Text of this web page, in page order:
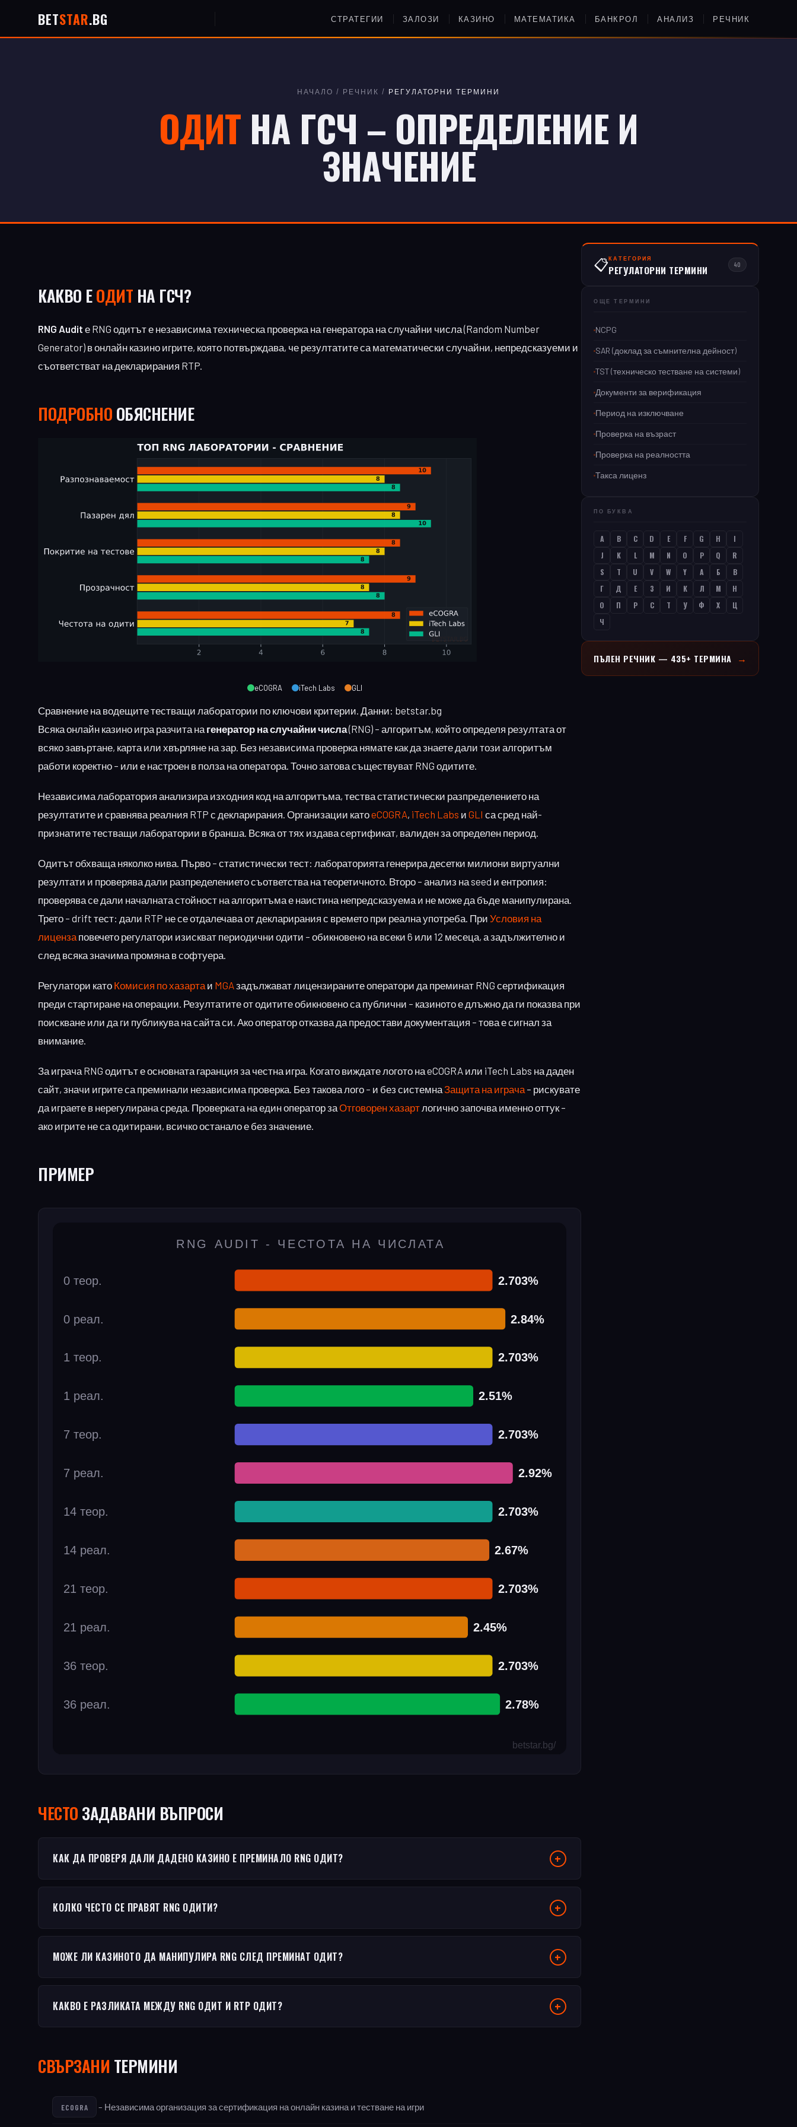
BETSTAR.BG СТРАТЕГИИ ЗАЛОЗИ КАЗИНО МАТЕМАТИКА БАНКРОЛ АНАЛИЗ РЕЧНИК
НАЧАЛО / РЕЧНИК / РЕГУЛАТОРНИ ТЕРМИНИ
ОДИТ НА ГСЧ – ОПРЕДЕЛЕНИЕ И
ЗНАЧЕНИЕ
КАКВО ЕОДИТ НА ГСЧ?
RNG Audit е RNG одитът е независима техническа проверка на генератора на случайни числа (Random Number
Generator) в онлайн казино игрите, която потвърждава, че резултатите са математически случайни, непредсказуеми и
съответстват на декларирания RTP.
ПОДРОБНО ОБЯСНЕНИЕ
eCOGRA iTech Labs GLI
Сравнение на водещите тестващи лаборатории по ключови критерии. Данни: betstar.bg
Всяка онлайн казино игра разчита на генератор на случайни числа(RNG) – алгоритъм, който определя резултата от
всяко завъртане, карта или хвърляне на зар. Без независима проверка нямате как да знаете дали този алгоритъм
работи коректно – или е настроен в полза на оператора. Точно затова съществуват RNG одитите.
Независима лаборатория анализира изходния код на алгоритъма, тества статистически разпределението на
резултатите и сравнява реалния RTP с декларирания. Организации катоeCOGRA, iTech Labs и GLI са сред най-
признатите тестващи лаборатории в бранша. Всяка от тях издава сертификат, валиден за определен период.
Одитът обхваща няколко нива. Първо – статистически тест: лабораторията генерира десетки милиони виртуални
резултати и проверява дали разпределението съответства на теоретичното. Второ – анализ на seed и ентропия:
проверява се дали началната стойност на алгоритъма е наистина непредсказуема и не може да бъде манипулирана.
Трето – drift тест: дали RTP не се отдалечава от декларирания с времето при реална употреба. При Условия на
лиценза повечето регулатори изискват периодични одити – обикновено на всеки 6 или 12 месеца, а задължително и
след всяка значима промяна в софтуера.
Регулатори като Комисия по хазарта и MGA задължават лицензираните оператори да преминат RNG сертификация
преди стартиране на операции. Резултатите от одитите обикновено са публични – казиното е длъжно да ги показва при
поискване или да ги публикува на сайта си. Ако оператор отказва да предостави документация – това е сигнал за
внимание.
За играча RNG одитът е основната гаранция за честна игра. Когато виждате логото на eCOGRA или iTech Labs на даден
сайт, значи игрите са преминали независима проверка. Без такова лого – и без системнаЗащита на играча – рискувате
да играете в нерегулирана среда. Проверката на един оператор заОтговорен хазарт логично започва именно оттук –
ако игрите не са одитирани, всичко останало е без значение.
ПРИМЕР
ЧЕСТO ЗАДАВАНИ ВЪПРОСИ
КАК ДА ПРОВЕРЯ ДАЛИ ДАДЕНО КАЗИНО Е ПРЕМИНАЛО RNG ОДИТ?
КОЛКО ЧЕСТО СЕ ПРАВЯТ RNG ОДИТИ?
МОЖЕ ЛИ КАЗИНОТО ДА МАНИПУЛИРА RNG СЛЕД ПРЕМИНАТ ОДИТ?
КАКВО Е РАЗЛИКАТА МЕЖДУ RNG ОДИТ И RTP ОДИТ?
СВЪРЗАНИ ТЕРМИНИ
ECOGRA – Независима организация за сертификация на онлайн казина и тестване на игри
📋КАТЕГОРИЯ
РЕГУЛАТОРНИ ТЕРМИНИ 40
ОЩЕ ТЕРМИНИ
NCPG
SAR (доклад за съмнителна дейност)
TST (техническо тестване на системи)
Документи за верификация
Период на изключване
Проверка на възраст
Проверка на реалността
Такса лиценз
ПО БУКВА
A B C D E F G H
I
J
K L M N O P Q
R
S
T U V W Y А Б
В
Г
Д Е З И К Л М
Н
О
П Р С Т У Ф Х
Ц
Ч
ПЪЛЕН РЕЧНИК — 435+ ТЕРМИНА →